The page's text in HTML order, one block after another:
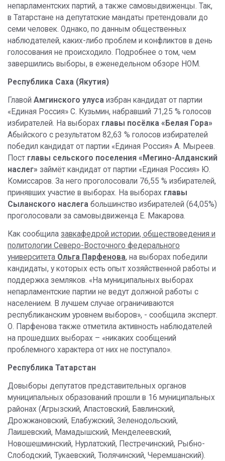
непарламентских партий, а также самовыдвиженцы. Так,
в Татарстане на депутатские мандаты претендовали до
семи человек. Однако, по данным общественных
наблюдателей, каких-либо проблем и конфликтов в день
голосования не происходило. Подробнее о том, чем
завершились выборы, в еженедельном обзоре НОМ.
Республика Саха (Якутия)
Главой Амгинского улуса избран кандидат от партии
«Единая Россия» С. Кузьмин, набравший 71,25 % голосов
избирателей. На выборах главы посёлка «Белая Гора»
Абыйского с результатом 82,63 % голосов избирателей
победил кандидат от партии «Единая Россия» А. Мыреев.
Пост главы сельского поселения «Мегино-Алданский
наслег» займёт кандидат от партии «Единая Россия» Ю.
Комиссаров. За него проголосовали 76,55 % избирателей,
принявших участие в выборах. На выборах главы
Сыланского наслега большинство избирателей (64,05%)
проголосовали за самовыдвиженца Е. Макарова.
Как сообщила завкафедрой истории, обществоведения и
политологии Северо-Восточного федерального
университета Ольга Парфенова, на выборах победили
кандидаты, у которых есть опыт хозяйственной работы и
поддержка земляков. «На муниципальных выборах
непарламентские партии не ведут должной работы с
населением. В лучшем случае ограничиваются
республиканским уровнем выборов», - сообщила эксперт.
О. Парфенова также отметила активность наблюдателей
на прошедших выборах – «никаких сообщений
проблемного характера от них не поступало».
Республика Татарстан
Довыборы депутатов представительных органов
муниципальных образований прошли в 16 муниципальных
районах (Агрызский, Апастовский, Бавлинский,
Дрожжановский, Елабужский, Зеленодольский,
Лаишевский, Мамадышский, Менделеевский,
Новошешминский, Нурлатский, Пестречинский, Рыбно-
Слободский, Тукаевский, Тюлячинский, Черемшанский).